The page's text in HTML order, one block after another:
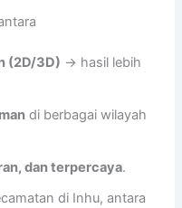
(2D/3D) → hasil lebih
di berbagai wilayah
dan terpercaya.
di Inhu, antara